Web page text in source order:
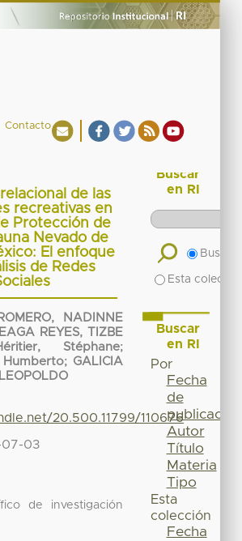
Contacto
de las
recreativas en
Protección de
Nevado de
El enfoque
de Redes
NADINNE
REYES, TIZBE
Stéphane;
Humberto; GALICIA
20.500.11799/110676
07-03
de investigación
Buscar
en RI
Buscar
Esta
Buscar
en RI
Por
Fecha
de
publicación
Autor
Título
Materia
Tipo
Esta
colección
Fecha